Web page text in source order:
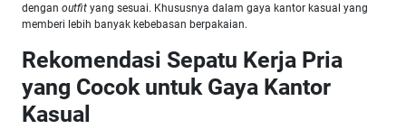
dengan outfit yang sesuai. Khususnya dalam gaya kantor kasual yang
memberi lebih banyak kebebasan berpakaian.
Rekomendasi Sepatu Kerja Pria
yang Cocok untuk Gaya Kantor
Kasual